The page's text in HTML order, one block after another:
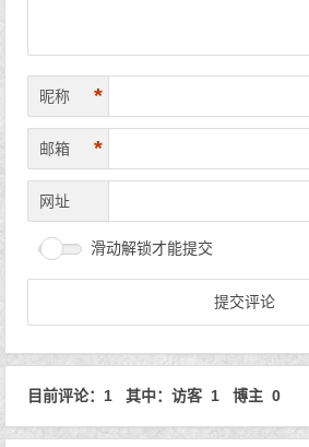
昵称 *
邮箱 *
网址
滑动解锁才能提交
目前评论：1 其中：访客 1 博主 0